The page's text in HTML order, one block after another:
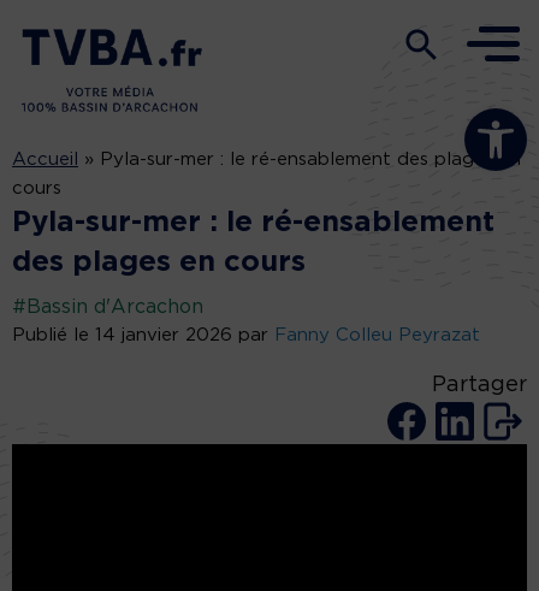
Ouvrir la
Accueil » Pyla-sur-mer : le ré-ensablement des plages en
cours
Pyla-sur-mer : le ré-ensablement
des plages en cours
#Bassin d'Arcachon
Publié le 14 janvier 2026 par Fanny Colleu Peyrazat
Partager